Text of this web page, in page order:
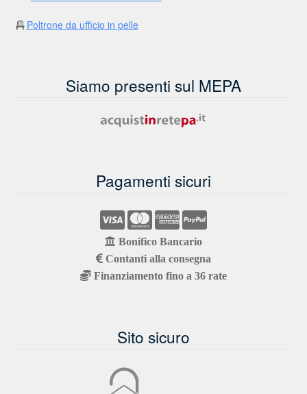
Poltrone da ufficio in pelle
Siamo presenti sul MEPA
Pagamenti sicuri
Bonifico Bancario
Contanti alla consegna
Finanziamento fino a 36 rate
Sito sicuro